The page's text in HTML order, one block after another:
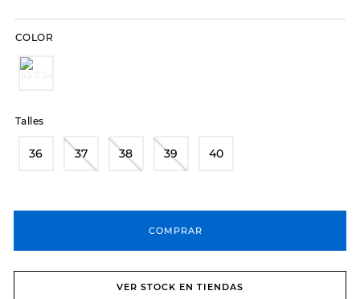
COLOR
Talles
36 37 38 39 40
COMPRAR
VER STOCK EN TIENDAS